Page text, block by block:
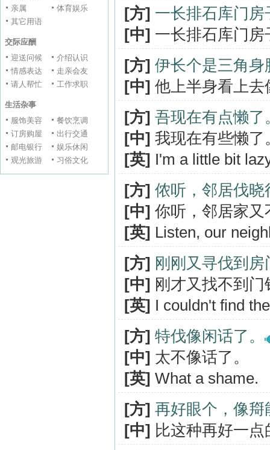
亲属
体育娱乐
其它用语
交际应酬
迎送问候
介绍认识
情感表达
走亲会友
请人帮忙
工作求职
生活杂事
服饰美容
餐饮烹调
订房购屋
出行交通
邮电银行
娱乐休闲
观光旅游
习俗文化
[方] 一长排石库门
[中] 一长排石库门
[方] 伊长个是三角
[中] 他上半身看上
[方] 吾现在有点懒了
[中] 我现在有些懒了
[英] I'm a little bit
[方] 侬听，邻居伐晓
[中] 你听，邻居家
[英] Listen, our
[方] 刚刚又寻伐到
[中] 刚才又找不到门
[英] I couldn't find
[方] 特伐像闲话了。
[中] 太不像话了。
[英] What a shame.
[方] 再好眼个，像
[中] 比这种再好一